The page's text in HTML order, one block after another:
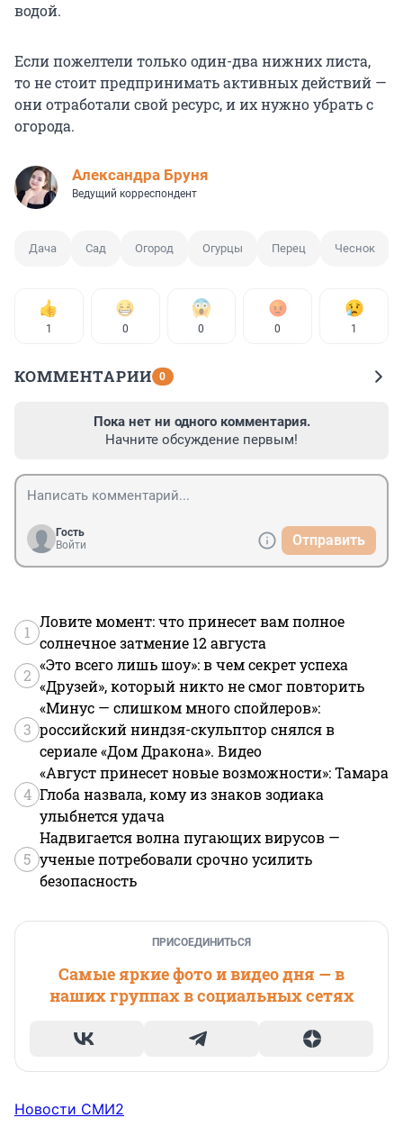
водой.
Если пожелтели только один-два нижних листа,
то не стоит предпринимать активных действий —
они отработали свой ресурс, и их нужно убрать с
огорода.
Александра Бруня
Ведущий корреспондент
Дача Сад Огород Огурцы Перец Чеснок
1 0 0 0 1
КОММЕНТАРИИ 0
Пока нет ни одного комментария.
Начните обсуждение первым!
Гость
Войти
Отправить
1
Ловите момент: что принесет вам полное
солнечное затмение 12 августа
2
«Это всего лишь шоу»: в чем секрет успеха
«Друзей», который никто не смог повторить
3
«Минус — слишком много спойлеров»:
российский ниндзя-скульптор снялся в
сериале «Дом Дракона». Видео
4
«Август принесет новые возможности»: Тамара
Глоба назвала, кому из знаков зодиака
улыбнется удача
5
Надвигается волна пугающих вирусов —
ученые потребовали срочно усилить
безопасность
ПРИСОЕДИНИТЬСЯ
Самые яркие фото и видео дня — в
наших группах в социальных сетях
Новости СМИ2